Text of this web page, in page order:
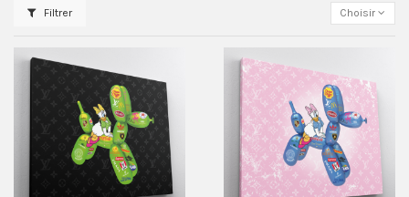
Filtrer Choisir